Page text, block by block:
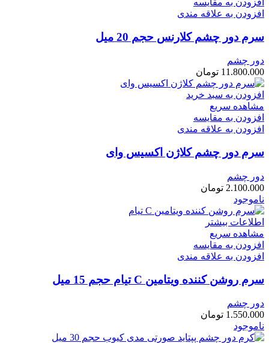
افزودن به مقایسه
افزودن به علاقه مندی
سرم دور چشم کلارنس حجم 20 میل
دور چشم
11.800.000 تومان
افزودن به سبد خرید
مشاهده سریع
افزودن به مقایسه
افزودن به علاقه مندی
سرم دور چشم کلاژن اکسیس وای
دور چشم
2.100.000 تومان
ناموجود
اطلاعات بیشتر
مشاهده سریع
افزودن به مقایسه
افزودن به علاقه مندی
سرم روشن کننده ویتامین C تیام حجم 15 میل
دور چشم
1.550.000 تومان
ناموجود